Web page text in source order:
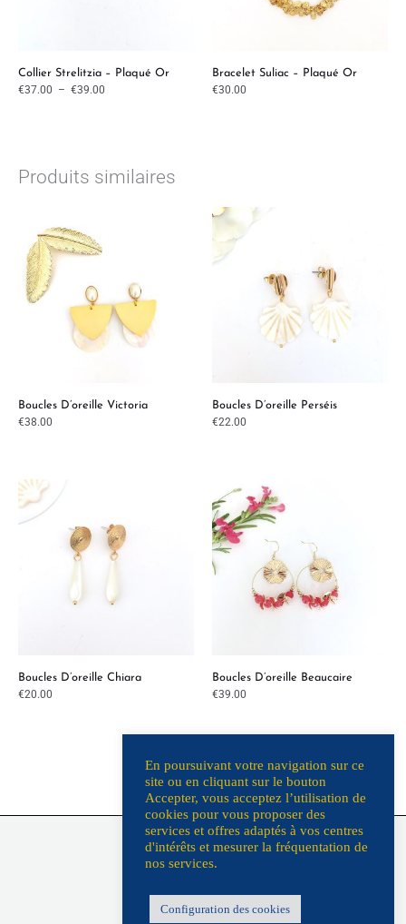
Collier Strelitzia – Plaqué Or
€37.00 – €39.00
Bracelet Suliac – Plaqué Or
€30.00
Produits similaires
Boucles D’oreille Victoria
€38.00
Boucles D’oreille Perséis
€22.00
Boucles D’oreille Chiara
€20.00
Boucles D’oreille Beaucaire
€39.00
L’Atelier
Contact
Livraison/retours
Programme fidélité
Ventes privées & boutiques
En poursuivant votre navigation sur ce
site ou en cliquant sur le bouton
Accepter, vous acceptez l’utilisation de
cookies pour vous proposer des
services et offres adaptés à vos centres
d'intérêts et mesurer la fréquentation de
nos services.
Configuration des cookies